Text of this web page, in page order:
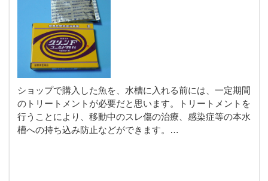
淡水浴の方法
ショップで購入した魚を、水槽に入れる前には、一定期間
のトリートメントが必要だと思います。トリートメントを
行うことにより、移動中のスレ傷の治療、感染症等の本水
槽への持ち込み防止などができます。…